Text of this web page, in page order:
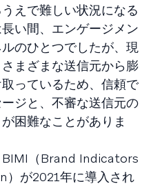
えで難しい状況になる
い間、エンゲージメン
のひとつでしたが、現
まざまな送信元から膨
っているため、信頼で
ジと、不審な送信元の
困難なことがありま
BIMI（Brand Indicators
が2021年に導入され